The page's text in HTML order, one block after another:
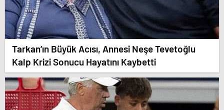
Tarkan’ın Büyük Acısı, Annesi Neşe Tevetoğlu
Kalp Krizi Sonucu Hayatını Kaybetti